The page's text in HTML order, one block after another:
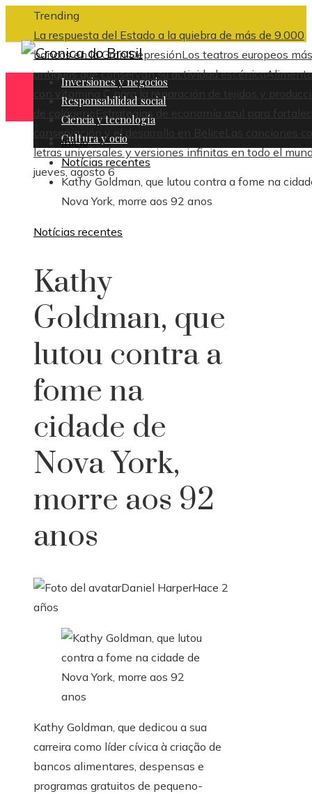
Trending
La respuesta del Estado a la quiebra de más de 9.000
bancos en la Gran DepresiónLos teatros europeos más
antiguos que conservan su actividad escénica
con vitamina C para la reparación de tejidos y
de colágeno Estrategias de economía azul para
conservación y el desarrollo en Belice Las canciones
letras universales y versiones infinitas en todo el
jueves, agosto 6
Inversiones y negocios
Responsabilidad social
Ciencia y tecnología
Cultura y ocio
Inicio
Notícias recentes
Kathy Goldman, que lutou contra a fome na
Nova York, morre aos 92 anos
Notícias recentes
Kathy
Goldman, que
lutou contra a
fome na
cidade de
Nova York,
morre aos 92
anos
Daniel HarperHace 2
años
Kathy Goldman, que dedicou a sua
carreira como líder cívica à criação de
bancos alimentares, despensas e
programas gratuitos de pequeno-